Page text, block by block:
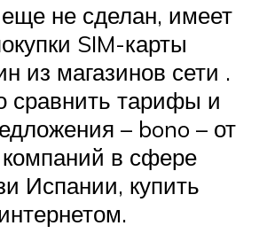
не сделан, имеет
SIM-карты
из магазинов сети .
сравнить тарифы и
– bono – от
в сфере
Испании, купить